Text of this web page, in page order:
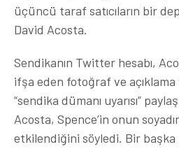
üçüncü taraf satıcıların bir
David Acosta.
Sendikanın Twitter hesabı,
ifşa eden fotoğraf ve açıklama
“sendika dümanı uyarısı”
Acosta, Spence’in onun
etkilendiğini söyledi. Bir başka